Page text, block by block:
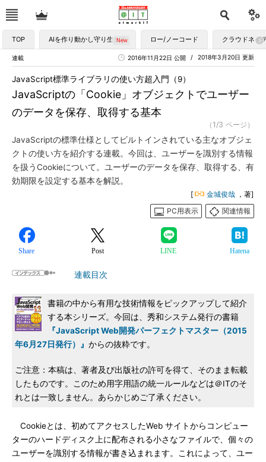
TOP AIを作り動かし守り生かす ロー/ノーコード クラウドネイ
連載 2018年3月20日 更新
2016年11月22日 公開
JavaScriptの「Cookie」オブジェクトでユーザー
のデータを保存、取得する基本
JavaScript標準ライブラリの使い方超入門（9）
（1/3 ページ）
JavaScriptの標準仕様としてビルトインされている主なオブジェ
クトの使い方を紹介する連載。今回は、ユーザーを識別する情報
を扱うCookieについて。ユーザーのデータを保存、取得する、有
効期限を設定する基本を解説。
[ 金城俊哉 ，著]
PC用表示
関連情報
Share Post LINE Hatena
連載目次
書籍の中から有用な技術情報をピックアップして紹介
する本シリーズ。今回は、秀和システム発行の書籍
『JavaScript Web開発パーフェクトマスター（2015
年6月27日発行）』 からの抜粋です。
ご注意：本稿は、著者及び出版社の許可を得て、そのまま転載
したものです。このため用字用語の統一ルールなどは＠ITのそ
れとは一致しません。あらかじめご了承ください。
Cookieとは、初めてアクセスしたWeb サイトからコンピュー
ターのハードディスク上に配布される小さなファイルで、個々の
ユーザーを識別する情報が書き込まれます。これによって、ユー